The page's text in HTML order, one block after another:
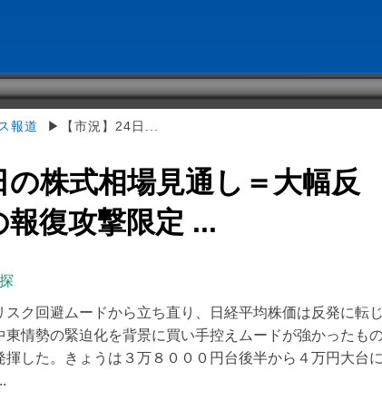
報道 ▶【市況】24日...
の株式相場見通し＝大幅反
復攻撃限定 ...
スク回避ムードから立ち直り、日経平均株価は反発に転じ
東情勢の緊迫化を背景に買い手控えムードが強かったも
した。きょうは３万８０００円台後半から４万円大台に